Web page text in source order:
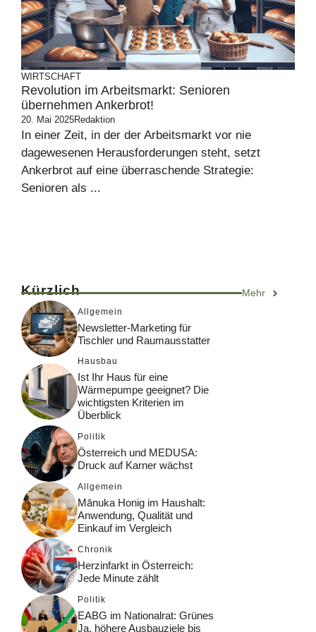
WIRTSCHAFT
Revolution im Arbeitsmarkt: Senioren
übernehmen Ankerbrot!
20. Mai 2025Redaktion
In einer Zeit, in der der Arbeitsmarkt vor nie
dagewesenen Herausforderungen steht, setzt
Ankerbrot auf eine überraschende Strategie:
Senioren als ...
Kürzlich Mehr
Allgemein
Newsletter-Marketing für
Tischler und Raumausstatter
Hausbau
Ist Ihr Haus für eine
Wärmepumpe geeignet? Die
wichtigsten Kriterien im
Überblick
Politik
Österreich und MEDUSA:
Druck auf Karner wächst
Allgemein
Mānuka Honig im Haushalt:
Anwendung, Qualität und
Einkauf im Vergleich
Chronik
Herzinfarkt in Österreich:
Jede Minute zählt
Politik
EABG im Nationalrat: Grünes
Ja, höhere Ausbauziele bis